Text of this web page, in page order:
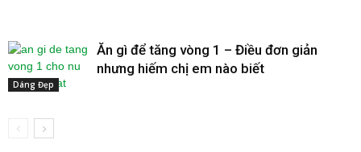
Dáng Đẹp
Ăn gì để tăng vòng 1 – Điều đơn giản
nhưng hiếm chị em nào biết